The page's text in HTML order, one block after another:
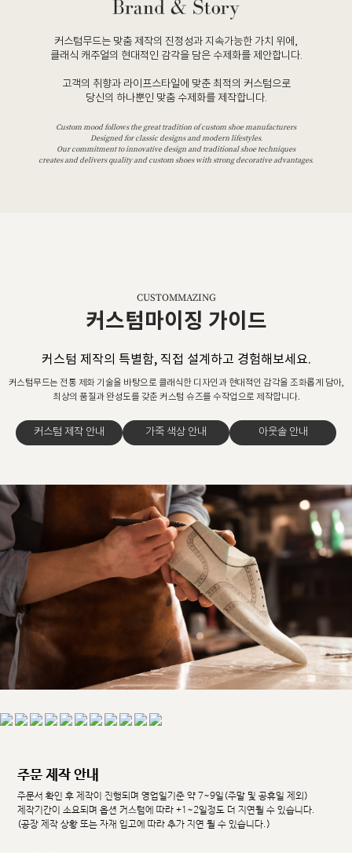
커스텀무드는 맞춤 제작의 진정성과 지속가능한 가치 위에,
클래식 캐주얼의 현대적인 감각을 담은 수제화를 제안합니다.
고객의 취향과 라이프스타일에 맞춘 최적의 커스텀으로
당신의 하나뿐인 맞춤 수제화를 제작합니다.
Custom mood follows the great tradition of custom shoe manufacturers
Designed for classic designs and modern lifestyles.
Our commitment to innovative design and traditional shoe techniques
creates and delivers quality and custom shoes with strong decorative advantages.
CUSTOMMAZING
커스텀마이징 가이드
커스텀 제작의 특별함, 직접 설계하고 경험해보세요.
커스텀무드는 전통 제화 기술을 바탕으로 클래식한 디자인과 현대적인 감각을 조화롭게 담아,
최상의 품질과 완성도를 갖춘 커스텀 슈즈를 수작업으로 제작합니다.
커스텀 제작 안내 가죽 색상 안내 아웃솔 안내
주문 제작 안내
주문서 확인 후 제작이 진행되며 영업일기준 약 7~9일(주말 및 공휴일 제외)
제작기간이 소요되며 옵션 커스텀에 따라 +1~2일정도 더 지연될 수 있습니다.
(공장 제작 상황 또는 자재 입고에 따라 추가 지연 될 수 있습니다.)